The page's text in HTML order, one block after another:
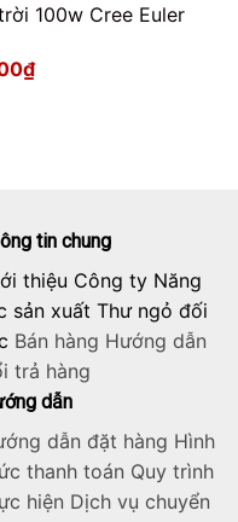
tại
1.700.000₫.
100w Cree Euler
₫Giá
tin chung
thiệu Công ty Năng
sản xuất Thư ngỏ đối
Bán hàng Hướng dẫn
trả hàng
dẫn
dẫn đặt hàng Hình
thanh toán Quy trình
hiện Dịch vụ chuyển